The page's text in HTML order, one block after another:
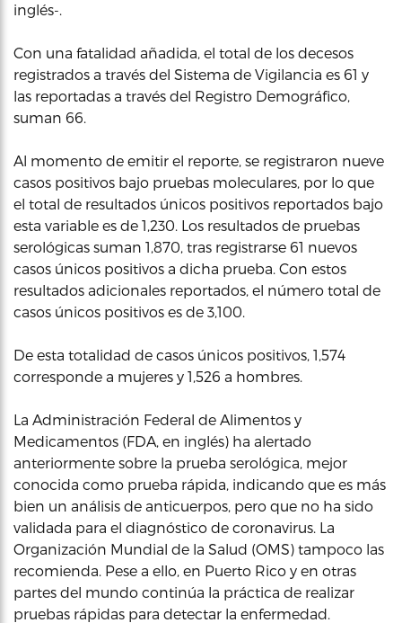
inglés-.
Con una fatalidad añadida, el total de los decesos
registrados a través del Sistema de Vigilancia es 61 y
las reportadas a través del Registro Demográfico,
suman 66.
Al momento de emitir el reporte, se registraron nueve
casos positivos bajo pruebas moleculares, por lo que
el total de resultados únicos positivos reportados bajo
esta variable es de 1,230. Los resultados de pruebas
serológicas suman 1,870, tras registrarse 61 nuevos
casos únicos positivos a dicha prueba. Con estos
resultados adicionales reportados, el número total de
casos únicos positivos es de 3,100.
De esta totalidad de casos únicos positivos, 1,574
corresponde a mujeres y 1,526 a hombres.
La Administración Federal de Alimentos y
Medicamentos (FDA, en inglés) ha alertado
anteriormente sobre la prueba serológica, mejor
conocida como prueba rápida, indicando que es más
bien un análisis de anticuerpos, pero que no ha sido
validada para el diagnóstico de coronavirus. La
Organización Mundial de la Salud (OMS) tampoco las
recomienda. Pese a ello, en Puerto Rico y en otras
partes del mundo continúa la práctica de realizar
pruebas rápidas para detectar la enfermedad.